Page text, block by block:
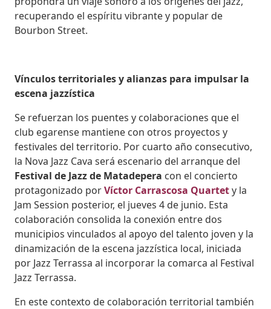
recuperando el espíritu vibrante y popular de
Bourbon Street.
Vínculos territoriales y alianzas para impulsar la
escena jazzística
Se refuerzan los puentes y colaboraciones que el
club egarense mantiene con otros proyectos y
festivales del territorio. Por cuarto año consecutivo,
la Nova Jazz Cava será escenario del arranque del
Festival de Jazz de Matadepera con el concierto
protagonizado porVíctor Carrascosa Quartety la
Jam Session posterior, el jueves 4 de junio. Esta
colaboración consolida la conexión entre dos
municipios vinculados al apoyo del talento joven y la
dinamización de la escena jazzística local, iniciada
por Jazz Terrassa al incorporar la comarca al Festival
Jazz Terrassa.
En este contexto de colaboración territorial también